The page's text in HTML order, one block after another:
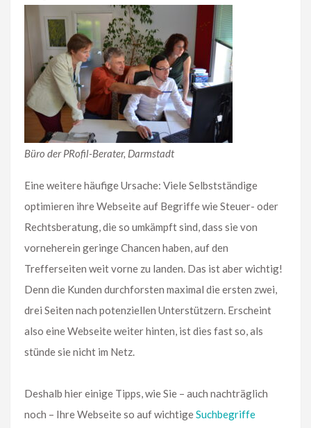
Büro der PRofil-Berater, Darmstadt
Eine weitere häufige Ursache: Viele Selbstständige
optimieren ihre Webseite auf Begriffe wie Steuer- oder
Rechtsberatung, die so umkämpft sind, dass sie von
vorneherein geringe Chancen haben, auf den
Trefferseiten weit vorne zu landen. Das ist aber wichtig!
Denn die Kunden durchforsten maximal die ersten zwei,
drei Seiten nach potenziellen Unterstützern. Erscheint
also eine Webseite weiter hinten, ist dies fast so, als
stünde sie nicht im Netz.
Deshalb hier einige Tipps, wie Sie – auch nachträglich
noch – Ihre Webseite so auf wichtigeSuchbegriffe